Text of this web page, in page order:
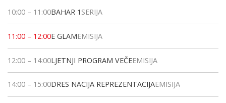
10:00 – 11:00BAHAR 1 SERIJA
11:00 – 12:00E GLAMEMISIJA
12:00 – 14:00LJETNJI PROGRAM VEČEEMISIJA
14:00 – 15:00DRES NACIJA REPREZENTACIJAEMISIJA